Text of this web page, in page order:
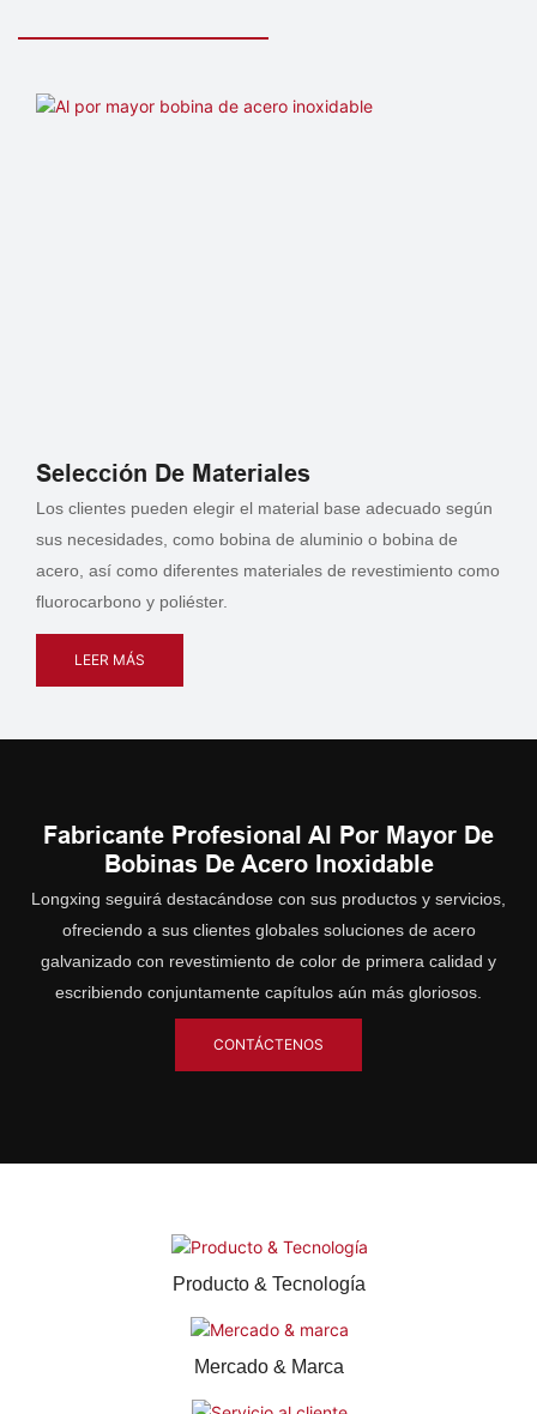
Selección De Materiales
Los clientes pueden elegir el material base adecuado según
sus necesidades, como bobina de aluminio o bobina de
acero, así como diferentes materiales de revestimiento como
fluorocarbono y poliéster.
LEER MÁS
Fabricante Profesional Al Por Mayor De
Bobinas De Acero Inoxidable
Longxing seguirá destacándose con sus productos y servicios,
ofreciendo a sus clientes globales soluciones de acero
galvanizado con revestimiento de color de primera calidad y
escribiendo conjuntamente capítulos aún más gloriosos.
CONTÁCTENOS
Producto & Tecnología
Mercado & Marca